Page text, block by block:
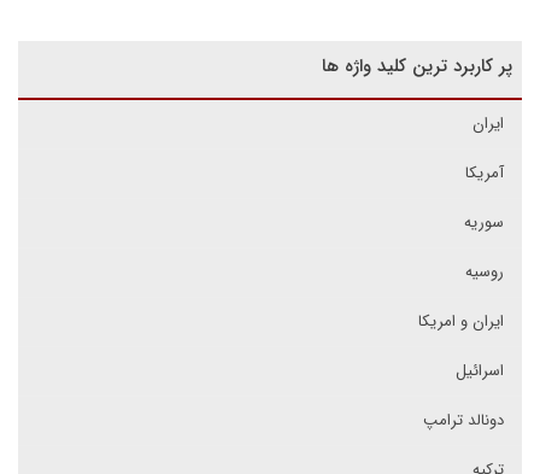
پر کاربرد ترین کلید واژه ها
ایران
آمریکا
سوریه
روسیه
ایران و امریکا
اسرائیل
دونالد ترامپ